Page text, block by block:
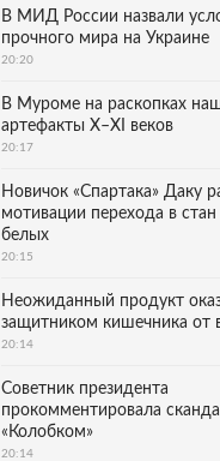
В МИД России назвали
прочного мира на Украине
20:20
В Муроме на раскопках
артефакты X–XI веков
20:17
Новичок «Спартака» Даку
мотивации перехода в
белых
20:15
Неожиданный продукт
защитником кишечника от
20:14
Советник президента
прокомментировала
«Колобком»
20:14